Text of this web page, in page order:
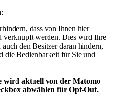
dass von Ihnen hier
verknüpft werden. Dies wird Ihre
den Besitzer daran hindern,
die Bedienbarkeit für Sie und
wird aktuell von der Matomo
abwählen für Opt-Out.